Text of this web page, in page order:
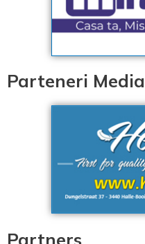
Parteneri Media
Partners